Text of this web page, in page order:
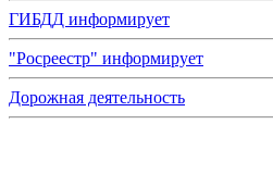
ГИБДД информирует
"Росреестр" информирует
Дорожная деятельность